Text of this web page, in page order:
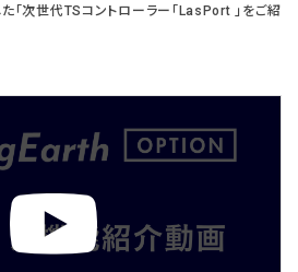
「次世代TSコントローラー「LasPort 」をご紹